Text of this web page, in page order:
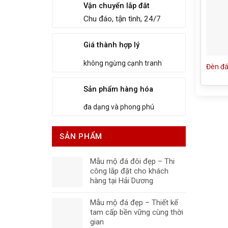
Vận chuyển lắp đăt
Chu đáo, tận tình, 24/7
Giá thành hợp lý
không ngừng cạnh tranh
Sản phẩm hàng hóa
đa dạng và phong phú
SẢN PHẨM
Mẫu mộ đá đôi đẹp – Thi
công lắp đặt cho khách
hàng tại Hải Dương
Mẫu mộ đá đẹp – Thiết kế
tam cấp bền vững cùng thời
gian
Đèn